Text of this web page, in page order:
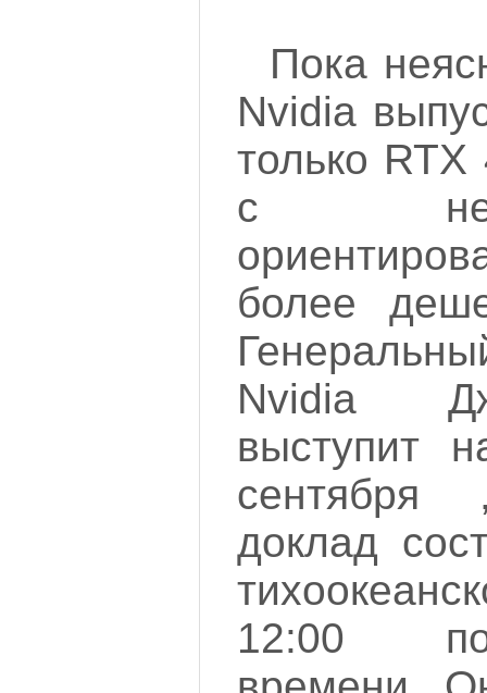
Пока
Nvidia
только
с
более
Nvidia
выступит
доклад
12:00